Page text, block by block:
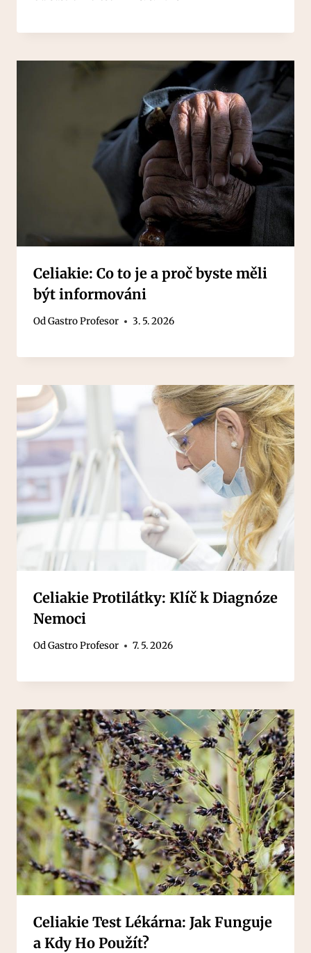
Celiakie: Co to je a proč byste měli
být informováni
OdGastro Profesor 3. 5. 2026
Celiakie Protilátky: Klíč k Diagnóze
Nemoci
OdGastro Profesor 7. 5. 2026
Celiakie Test Lékárna: Jak Funguje
a Kdy Ho Použít?